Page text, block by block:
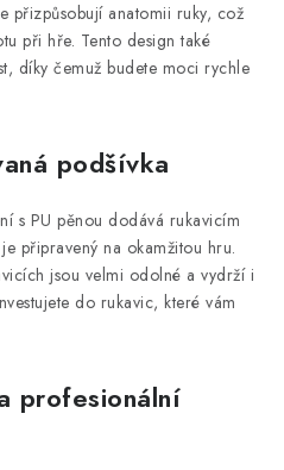
přizpůsobují anatomii ruky, což
při hře. Tento design také
díky čemuž budete moci rychle
podšívka
s PU pěnou dodává rukavicím
připravený na okamžitou hru.
jsou velmi odolné a vydrží i
do rukavic, které vám
profesionální